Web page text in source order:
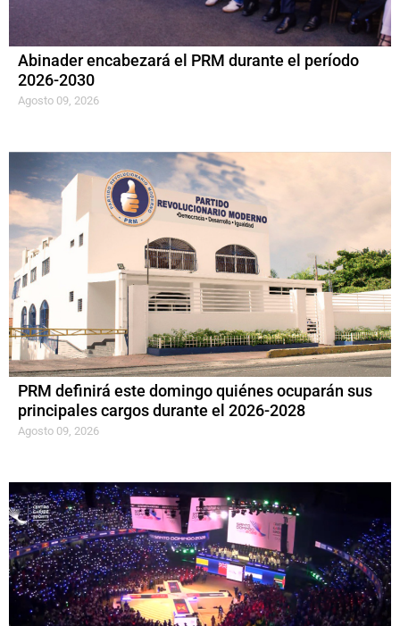
Abinader encabezará el PRM durante el período
2026-2030
Agosto 09, 2026
PRM definirá este domingo quiénes ocuparán sus
principales cargos durante el 2026-2028
Agosto 09, 2026